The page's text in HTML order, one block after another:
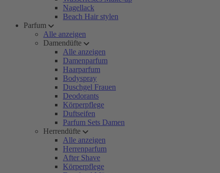
Nagellack
Beach Hair stylen
Parfum
Alle anzeigen
Damendüfte
Alle anzeigen
Damenparfum
Haarparfum
Bodyspray
Duschgel Frauen
Deodorants
Körperpflege
Duftseifen
Parfum Sets Damen
Herrendüfte
Alle anzeigen
Herrenparfum
After Shave
Körperpflege